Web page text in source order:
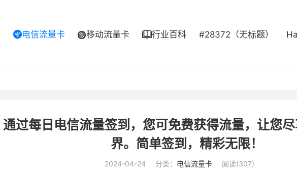
电信流量卡 移动流量卡 行业百科 #28372（无标题）
通过每日电信流量签到，您可免费获得流量，让您
界。简单签到，精彩无限！
2024-04-24 分类： 电信流量卡 阅读(307)